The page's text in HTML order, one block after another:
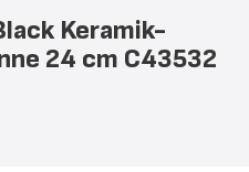
Keramik-
24 cm C43532